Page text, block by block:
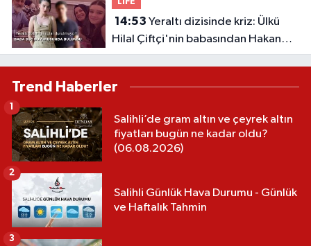
14:53
Hilal Çiftçi'nin babasından Hakan
Çelebi ve OnTalent Menajerlik
Trend Haberler
Salihli’de gram altın ve çeyrek altın
fiyatları bugün ne kadar oldu?
(06.08.2026)
1
Salihli Günlük Hava Durumu - Günlük
ve Haftalık Tahmin
2
3